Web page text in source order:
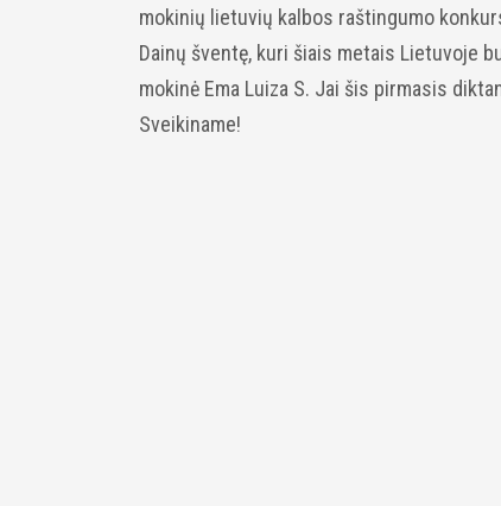
mokinių lietuvių kalbos raštingumo
Dainų šventę, kuri šiais metais Lietuvoje
mokinė Ema Luiza S. Jai šis pirmasis
Sveikiname!